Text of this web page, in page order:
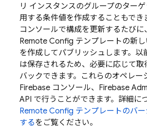
リ インスタンスのグループのター
用する条件値を作成することもでき
コンソールで構成を更新するたびに
Remote Config テンプレートの新
を作成してパブリッシュします。以
は保存されるため、必要に応じて取
バックできます。これらのオペレー
Firebase コンソール、 Firebase
API で行うことができます。詳細に
Remote Config テンプレートのバ
するをご覧ください。